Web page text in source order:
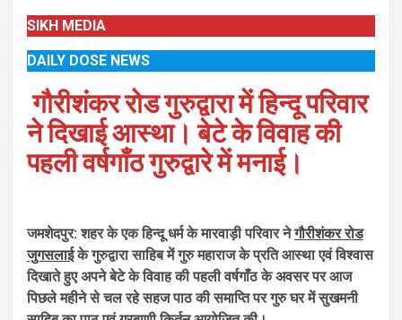
SIKH MEDIA
DAILY DOSE NEWS
गौरीशंकर रोड गुरुद्वारा में हिन्दू परिवार
ने दिखाई आस्था। बेटे के विवाह की
पहली वर्षगाँठ गुरुद्वारे में मनाई।
जमशेदपुर: शहर के एक हिन्दू धर्म के मारवाड़ी परिवार नेगौरीशंकर रोड
जुगसलाईके गुरुद्वारा साहिब में गुरु महाराज के प्रति आस्था एवं विश्वास
दिखाते हुए अपने बेटे के विवाह की पहली वर्षगाँठ के अवसर पर आज
पिछले महीने से चल रहे सहज पाठ की समाप्ति पर गुरु घर में सुखमनी